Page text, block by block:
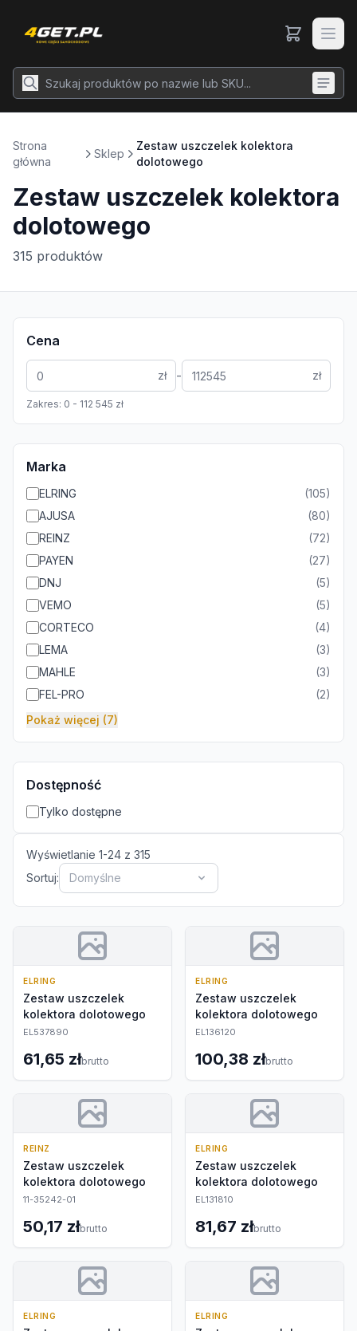
Strona
główna
Sklep
Zestaw uszczelek kolektora
dolotowego
Zestaw uszczelek kolektora
dolotowego
315 produktów
Cena
zł - zł
Zakres: 0 - 112 545 zł
Marka
ELRING (105)
AJUSA
(80)
REINZ
(72)
PAYEN
(27)
DNJ
(5)
VEMO
(5)
CORTECO
(4)
LEMA
(3)
MAHLE
(3)
FEL-PRO
(2)
Pokaż więcej (7)
Dostępność
Tylko dostępne
Wyświetlanie 1-24 z 315
Sortuj:
Domyślne
ELRING
Zestaw uszczelek
kolektora dolotowego
EL537890
61,65 złbrutto
ELRING
Zestaw uszczelek
kolektora dolotowego
EL136120
100,38 złbrutto
REINZ
Zestaw uszczelek
kolektora dolotowego
11-35242-01
50,17 złbrutto
ELRING
Zestaw uszczelek
kolektora dolotowego
EL131810
81,67 złbrutto
ELRING ELRING